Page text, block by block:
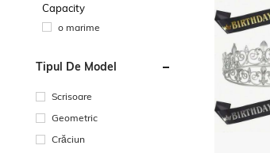
Capacity
o marime
Tipul De Model
Scrisoare
Geometric
Crăciun